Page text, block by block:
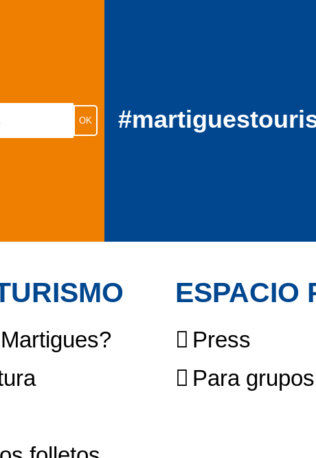
ESPACIO
Press
Para grupos